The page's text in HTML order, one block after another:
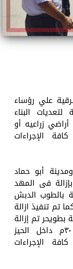
علي رؤساء
لتعديات البناء
زراعيه أو
الإجراءات
أبو حماد
فى المهد
بالطوب الدبش
دعبس، كما تم تنفيذ ازالة
بطويحر تم إزالة
فورية لمبني بالدبش علي مساحة ٣٠م داخل الحيز
الإجراءات